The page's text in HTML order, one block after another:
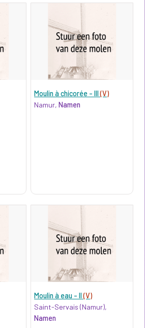
Moulin à chicorée - III(V)
Namur,Namen
Moulin à eau - II(V)
Saint-Servais (Namur),
Namen